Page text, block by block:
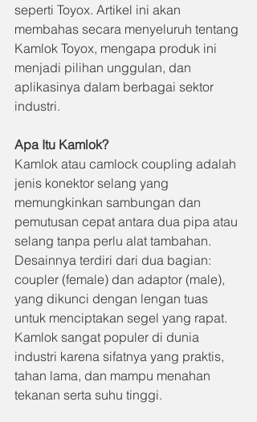
seperti Toyox. Artikel ini akan
membahas secara menyeluruh tentang
Kamlok Toyox, mengapa produk ini
menjadi pilihan unggulan, dan
aplikasinya dalam berbagai sektor
industri.
Apa Itu Kamlok?
Kamlok atau camlock coupling adalah
jenis konektor selang yang
memungkinkan sambungan dan
pemutusan cepat antara dua pipa atau
selang tanpa perlu alat tambahan.
Desainnya terdiri dari dua bagian:
coupler (female) dan adaptor (male),
yang dikunci dengan lengan tuas
untuk menciptakan segel yang rapat.
Kamlok sangat populer di dunia
industri karena sifatnya yang praktis,
tahan lama, dan mampu menahan
tekanan serta suhu tinggi.